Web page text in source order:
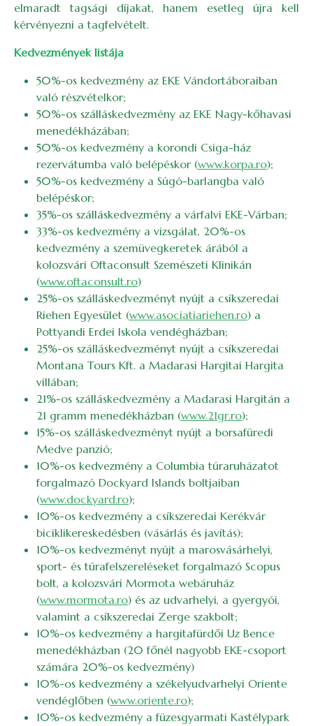
elmaradt tagsági díjakat, hanem esetleg újra kell
kérvényezni a tagfelvételt.
Kedvezmények listája
50%-os kedvezmény az EKE Vándortáboraiban
való részvételkor;
50%-os szálláskedvezmény az EKE Nagy-kőhavasi
menedékházában;
50%-os kedvezmény a korondi Csiga-ház
rezervátumba való belépéskor (www.korpa.ro);
50%-os kedvezmény a Súgó-barlangba való
belépéskor;
35%-os szálláskedvezmény a várfalvi EKE-Várban;
33%-os kedvezmény a vizsgálat, 20%-os
kedvezmény a szemüvegkeretek árából a
kolozsvári Oftaconsult Szemészeti Klinikán
(www.oftaconsult.ro)
25%-os szálláskedvezményt nyújt a csíkszeredai
Riehen Egyesület (www.asociatiariehen.ro) a
Pottyandi Erdei Iskola vendégházban;
25%-os szálláskedvezményt nyújt a csíkszeredai
Montana Tours Kft. a Madarasi Hargitai Hargita
villában;
21%-os szálláskedvezmény a Madarasi Hargitán a
21 gramm menedékházban (www.21gr.ro);
15%-os szálláskedvezményt nyújt a borsafüredi
Medve panzió;
10%-os kedvezmény a Columbia túraruházatot
forgalmazó Dockyard Islands boltjaiban
(www.dockyard.ro);
10%-os kedvezmény a csíkszeredai Kerékvár
biciklikereskedésben (vásárlás és javítás);
10%-os kedvezményt nyújt a marosvásárhelyi,
sport- és túrafelszereléseket forgalmazó Scopus
bolt, a kolozsvári Mormota webáruház
(www.mormota.ro) és az udvarhelyi, a gyergyói,
valamint a csíkszeredai Zerge szakbolt;
10%-os kedvezmény a hargitafürdői Uz Bence
menedékházban (20 főnél nagyobb EKE-csoport
számára 20%-os kedvezmény)
10%-os kedvezmény a székelyudvarhelyi Oriente
vendéglőben (www.oriente.ro);
10%-os kedvezmény a füzesgyarmati Kastélypark